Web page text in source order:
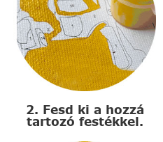
2. Fesd ki a hozzá
tartozó festékkel.